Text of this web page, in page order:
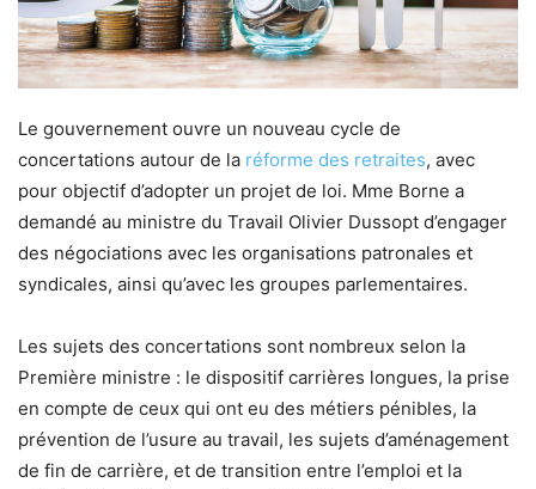
Le gouvernement ouvre un nouveau cycle de
concertations autour de la réforme des retraites, avec
pour objectif d’adopter un projet de loi. Mme Borne a
demandé au ministre du Travail Olivier Dussopt d’engager
des négociations avec les organisations patronales et
syndicales, ainsi qu’avec les groupes parlementaires.
Les sujets des concertations sont nombreux selon la
Première ministre : le dispositif carrières longues, la prise
en compte de ceux qui ont eu des métiers pénibles, la
prévention de l’usure au travail, les sujets d’aménagement
de fin de carrière, et de transition entre l’emploi et la